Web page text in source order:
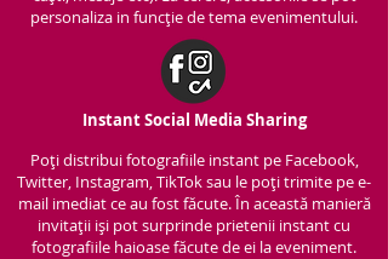
personaliza in funcție de tema evenimentului.
Instant Social Media Sharing
Poți distribui fotografiile instant pe Facebook,
Twitter, Instagram, TikTok sau le poți trimite pe e-
mail imediat ce au fost făcute. În această manieră
invitații iși pot surprinde prietenii instant cu
fotografiile haioase făcute de ei la eveniment.